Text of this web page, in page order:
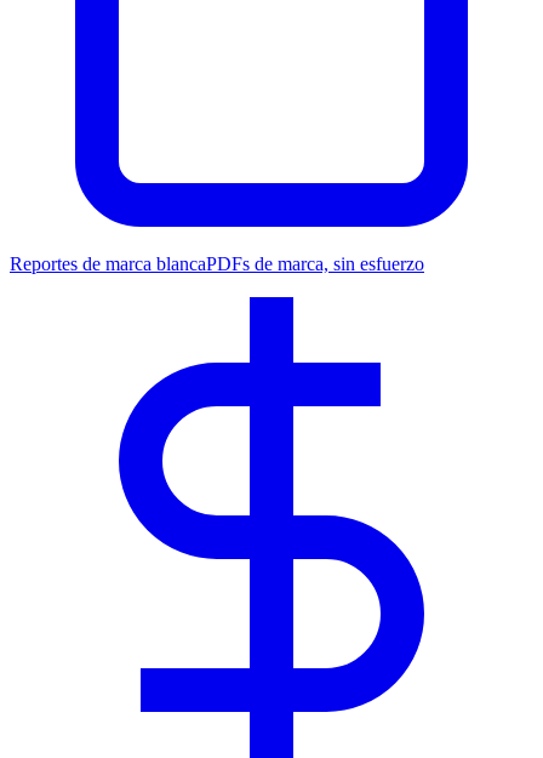
Reportes de marca blancaPDFs de marca, sin esfuerzo